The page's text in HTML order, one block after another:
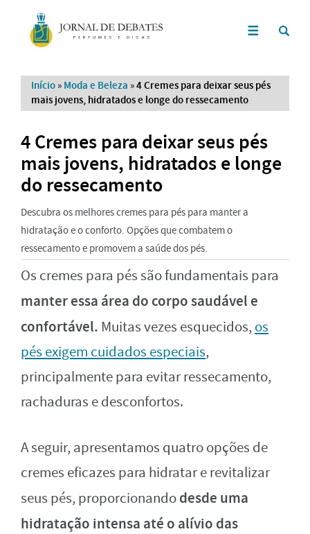
Início » Moda e Beleza »4 Cremes para deixar seus pés
mais jovens, hidratados e longe do ressecamento
4 Cremes para deixar seus pés
mais jovens, hidratados e longe
do ressecamento
Descubra os melhores cremes para pés para manter a
hidratação e o conforto. Opções que combatem o
ressecamento e promovem a saúde dos pés.
Os cremes para pés são fundamentais para
manter essa área do corpo saudável e
confortável. Muitas vezes esquecidos, os
pés exigem cuidados especiais,
principalmente para evitar ressecamento,
rachaduras e desconfortos.
A seguir, apresentamos quatro opções de
cremes eficazes para hidratar e revitalizar
seus pés, proporcionandodesde uma
hidratação intensa até o alívio das